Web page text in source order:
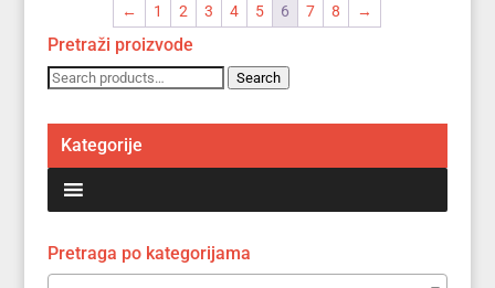
← 1 2 3 4 5 6 7 8 →
Pretraži proizvode
Search
Search
Kategorije
Pretraga po kategorijama